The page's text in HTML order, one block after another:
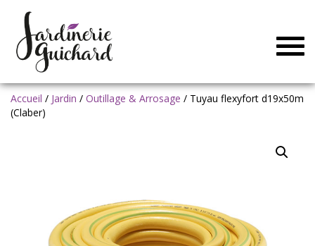
Accueil / Jardin / Outillage & Arrosage / Tuyau flexyfort d19x50m
(Claber)